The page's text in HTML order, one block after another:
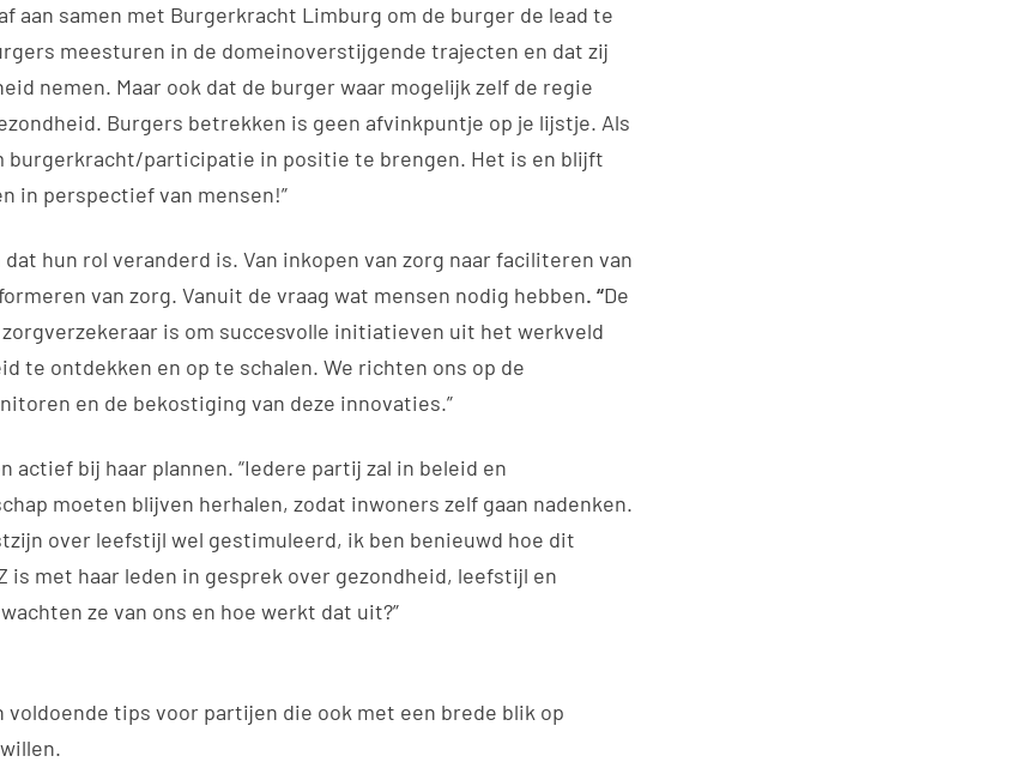
aan samen met Burgerkracht Limburg om de burger de lead te
meesturen in de domeinoverstijgende trajecten en dat zij
nemen. Maar ook dat de burger waar mogelijk zelf de regie
Burgers betrekken is geen afvinkpuntje op je lijstje. Als
burgerkracht/participatie in positie te brengen. Het is en blijft
in perspectief van mensen!”
hun rol veranderd is. Van inkopen van zorg naar faciliteren van
van zorg. Vanuit de vraag wat mensen nodig hebben. “De
is om succesvolle initiatieven uit het werkveld
te ontdekken en op te schalen. We richten ons op de
en de bekostiging van deze innovaties.”
actief bij haar plannen. “Iedere partij zal in beleid en
moeten blijven herhalen, zodat inwoners zelf gaan nadenken.
over leefstijl wel gestimuleerd, ik ben benieuwd hoe dit
is met haar leden in gesprek over gezondheid, leefstijl en
ze van ons en hoe werkt dat uit?”
voldoende tips voor partijen die ook met een brede blik op